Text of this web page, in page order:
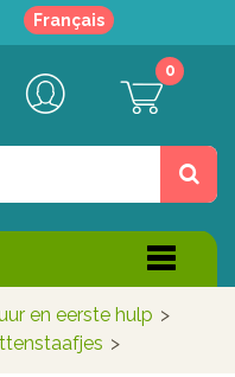
Français
0
en eerste hulp >
>